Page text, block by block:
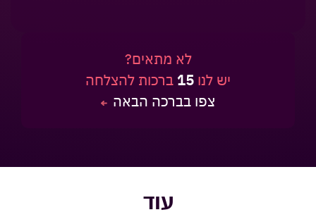
לא מתאים?
יש לנו 15 ברכות להצלחה
צפו בברכה הבאה
עוד